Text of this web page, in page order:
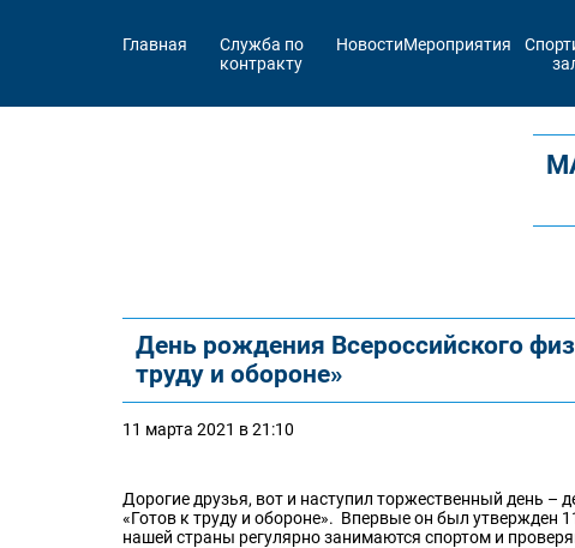
Главная
Служба по
контракту
НовостиМероприятия
День рождения Всероссийского
труду и обороне»
11 марта 2021 в 21:10
Дорогие друзья, вот и наступил торжественный день –
«Готов к труду и обороне». Впервые он был утвержден
нашей страны регулярно занимаются спортом и